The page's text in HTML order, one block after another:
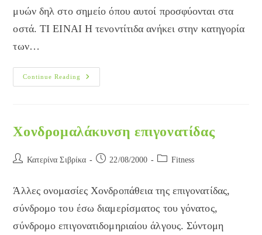
μυών δηλ στο σημείο όπου αυτοί προσφύονται στα
οστά. TI EINAI Η τενοντίτιδα ανήκει στην κατηγορία
των…
Continue Reading Τενοντίτιδα
Χονδρομαλάκυνση επιγονατίδας
Post Κατερίνα Σιβρίκα
Post 22/08/2000
Post Fitness
Άλλες ονομασίες Χονδροπάθεια της επιγονατίδας,
σύνδρομο του έσω διαμερίσματος του γόνατος,
σύνδρομο επιγονατιδομηριαίου άλγους. Σύντομη